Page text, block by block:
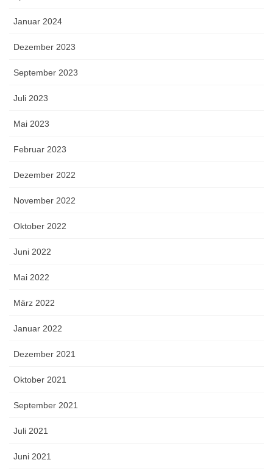
Januar 2024
Dezember 2023
September 2023
Juli 2023
Mai 2023
Februar 2023
Dezember 2022
November 2022
Oktober 2022
Juni 2022
Mai 2022
März 2022
Januar 2022
Dezember 2021
Oktober 2021
September 2021
Juli 2021
Juni 2021